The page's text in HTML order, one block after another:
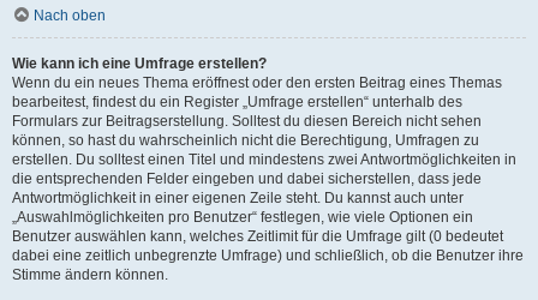
Nach oben
Wie kann ich eine Umfrage erstellen?
Wenn du ein neues Thema eröffnest oder den ersten Beitrag eines Themas
bearbeitest, findest du ein Register „Umfrage erstellen“ unterhalb des
Formulars zur Beitragserstellung. Solltest du diesen Bereich nicht sehen
können, so hast du wahrscheinlich nicht die Berechtigung, Umfragen zu
erstellen. Du solltest einen Titel und mindestens zwei Antwortmöglichkeiten in
die entsprechenden Felder eingeben und dabei sicherstellen, dass jede
Antwortmöglichkeit in einer eigenen Zeile steht. Du kannst auch unter
„Auswahlmöglichkeiten pro Benutzer“ festlegen, wie viele Optionen ein
Benutzer auswählen kann, welches Zeitlimit für die Umfrage gilt (0 bedeutet
dabei eine zeitlich unbegrenzte Umfrage) und schließlich, ob die Benutzer ihre
Stimme ändern können.